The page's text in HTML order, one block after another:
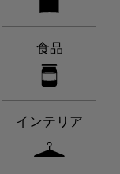
食品
インテリア